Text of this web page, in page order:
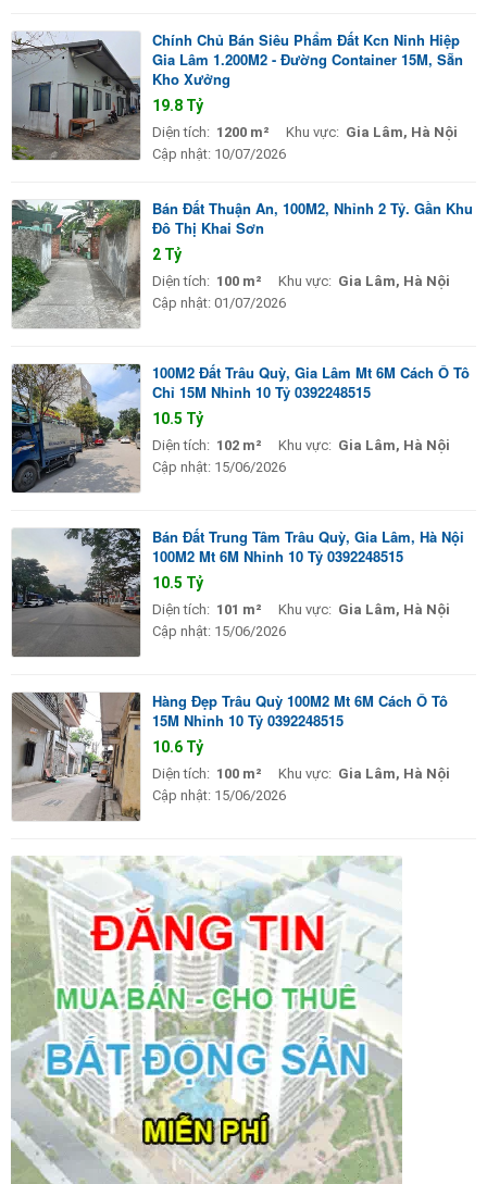
Chính Chủ Bán Siêu Phẩm Đất Kcn Ninh Hiệp
Gia Lâm 1.200M2 - Đường Container 15M, Sẵn
Kho Xưởng
19.8 Tỷ
Diện tích: 1200 m² Khu vực: Gia Lâm, Hà Nội
Cập nhật: 10/07/2026
Bán Đất Thuận An, 100M2, Nhỉnh 2 Tỷ. Gần Khu
Đô Thị Khai Sơn
2 Tỷ
Diện tích: 100 m² Khu vực: Gia Lâm, Hà Nội
Cập nhật: 01/07/2026
100M2 Đất Trâu Quỳ, Gia Lâm Mt 6M Cách Ô Tô
Chỉ 15M Nhỉnh 10 Tỷ 0392248515
10.5 Tỷ
Diện tích: 102 m² Khu vực: Gia Lâm, Hà Nội
Cập nhật: 15/06/2026
Bán Đất Trung Tâm Trâu Quỳ, Gia Lâm, Hà Nội
100M2 Mt 6M Nhỉnh 10 Tỷ 0392248515
10.5 Tỷ
Diện tích: 101 m² Khu vực: Gia Lâm, Hà Nội
Cập nhật: 15/06/2026
Hàng Đẹp Trâu Quỳ 100M2 Mt 6M Cách Ô Tô
15M Nhỉnh 10 Tỷ 0392248515
10.6 Tỷ
Diện tích: 100 m² Khu vực: Gia Lâm, Hà Nội
Cập nhật: 15/06/2026